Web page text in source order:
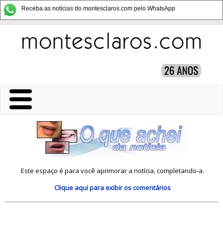
Receba as notícias do montesclaros.com pelo WhatsApp
Este espaço é para você aprimorar a notícia, completando-a.
Clique aquipara exibir os comentários